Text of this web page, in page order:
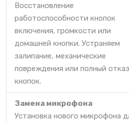
Восстановление
работоспособности кнопок
включения, громкости или
домашней кнопки. Устраняем
залипание, механические
повреждения или полный отказ
кнопок.
Замена микрофона
Установка нового микрофона